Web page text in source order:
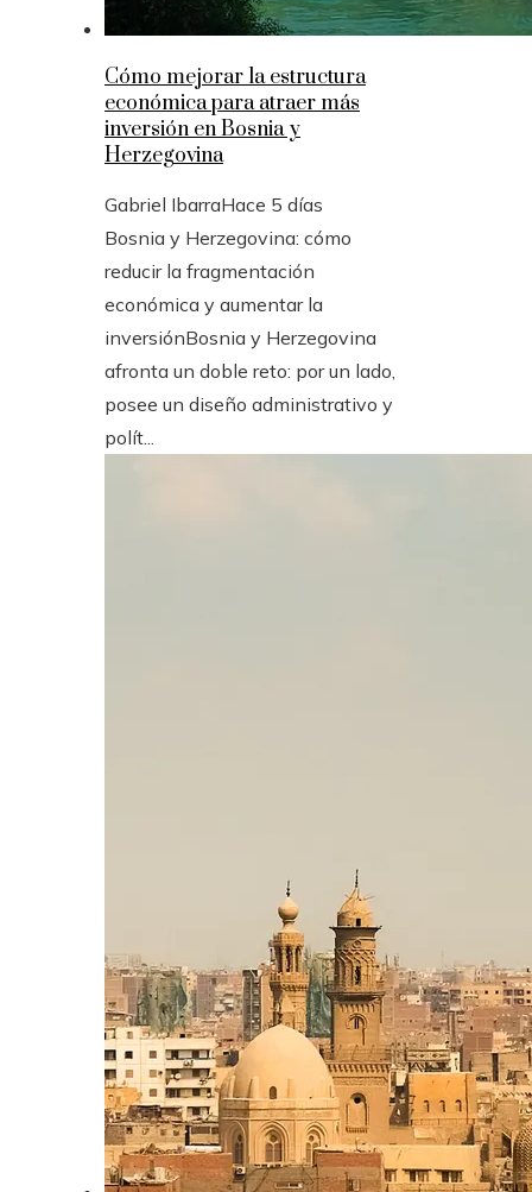
Cómo mejorar la estructura
económica para atraer más
inversión en Bosnia y
Herzegovina
Gabriel IbarraHace 5 días
Bosnia y Herzegovina: cómo
reducir la fragmentación
económica y aumentar la
inversiónBosnia y Herzegovina
afronta un doble reto: por un lado,
posee un diseño administrativo y
polít...